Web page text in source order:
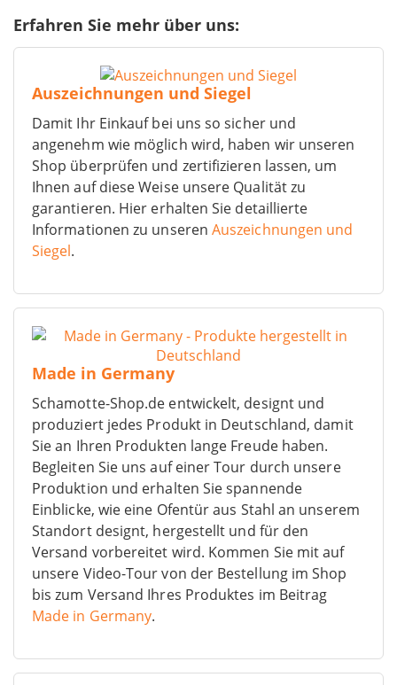
Erfahren Sie mehr über uns:
Auszeichnungen und Siegel
Damit Ihr Einkauf bei uns so sicher und
angenehm wie möglich wird, haben wir unseren
Shop überprüfen und zertifizieren lassen, um
Ihnen auf diese Weise unsere Qualität zu
garantieren. Hier erhalten Sie detaillierte
Informationen zu unserenAuszeichnungen und
Siegel.
Made in Germany
Schamotte-Shop.de entwickelt, designt und
produziert jedes Produkt in Deutschland, damit
Sie an Ihren Produkten lange Freude haben.
Begleiten Sie uns auf einer Tour durch unsere
Produktion und erhalten Sie spannende
Einblicke, wie eine Ofentür aus Stahl an unserem
Standort designt, hergestellt und für den
Versand vorbereitet wird. Kommen Sie mit auf
unsere Video-Tour von der Bestellung im Shop
bis zum Versand Ihres Produktes im Beitrag
Made in Germany.